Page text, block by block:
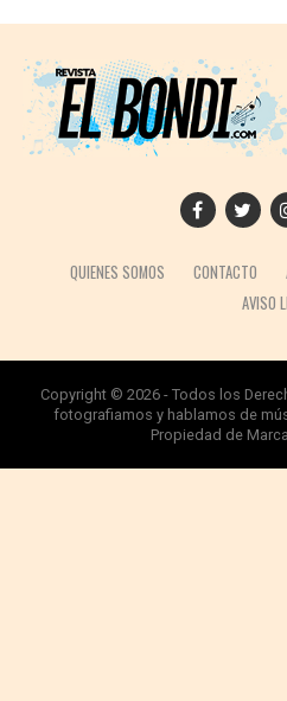
QUIENES SOMOS CONTACTO
AVISO
Copyright © 2026 - Todos los
fotografiamos y hablamos de
Propiedad de